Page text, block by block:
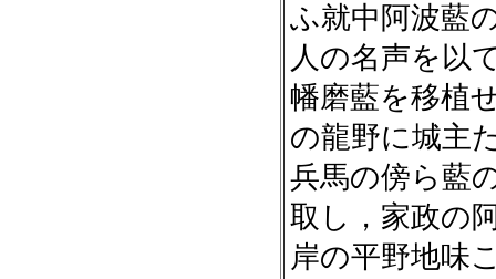
ふ就中阿波藍
人の名声を以
幡磨藍を移植
の龍野に城主
兵馬の傍ら藍
取し，家政の
岸の平野地味